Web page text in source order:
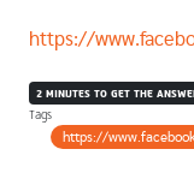
https://
2 MINUTES TO GET THE
Tags
https://